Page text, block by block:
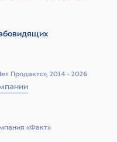
Продактс», 2014 - 2026
«Факт»